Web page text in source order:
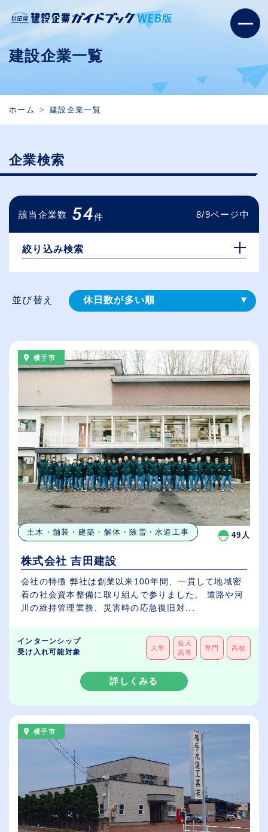
建設企業一覧
ホーム 建設企業一覧
企業検索
該当企業数 54件 8/9ページ中
絞り込み検索
並び替え 休日数が多い順
給与が高い順
（⾼卒の給与を基準）
従業員が多い順
横手市
土木・舗装・建築・解体・除雪・水道工事 49人
株式会社 吉田建設
会社の特徴 弊社は創業以来100年間、一貫して地域密
着の社会資本整備に取り組んで参りました。 道路や河
川の維持管理業務、災害時の応急復旧対...
インターンシップ
受け入れ可能対象
大学
短大
高専
専門 高校
詳しくみる
横手市